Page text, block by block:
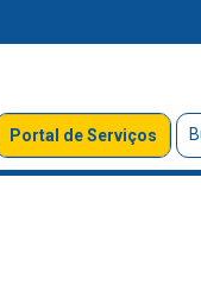
Portal de Serviços